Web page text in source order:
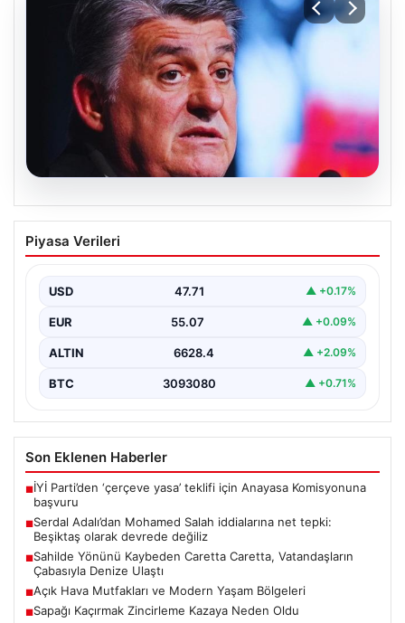
Serdal Adalı’dan Mohamed Salah
iddialarına net tepki: Beşiktaş olarak
Beşiktaş Kulübü Başkanı Serdal Adalı, Mohamed
yer alan…
Piyasa Verileri
USD 47.71 ▲ +0.17%
EUR 55.07 ▲ +0.09%
ALTIN 6628.4 ▲ +2.09%
BTC 3093080 ▲ +0.71%
Son Eklenen Haberler
■İYİ Parti’den ‘çerçeve yasa’ teklifi için Anayasa Komisyonuna
başvuru
■Serdal Adalı’dan Mohamed Salah iddialarına net tepki:
Beşiktaş olarak devrede değiliz
■Sahilde Yönünü Kaybeden Caretta Caretta, Vatandaşların
Çabasıyla Denize Ulaştı
■Açık Hava Mutfakları ve Modern Yaşam Bölgeleri
■Sapağı Kaçırmak Zincirleme Kazaya Neden Oldu